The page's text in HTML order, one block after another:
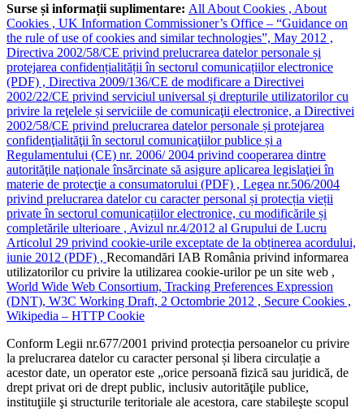
Surse și informații suplimentare: All About Cookies , About
Cookies , UK Information Commissioner’s Office – “Guidance on
the rule of use of cookies and similar technologies”, May 2012 ,
Directiva 2002/58/CE privind prelucrarea datelor personale și
protejarea confidențialității în sectorul comunicațiilor electronice
(PDF) , Directiva 2009/136/CE de modificare a Directivei
2002/22/CE privind serviciul universal și drepturile utilizatorilor cu
privire la reţelele și serviciile de comunicaţii electronice, a Directivei
2002/58/CE privind prelucrarea datelor personale și protejarea
confidenţialităţii în sectorul comunicaţiilor publice și a
Regulamentului (CE) nr. 2006/ 2004 privind cooperarea dintre
autorităţile naţionale însărcinate să asigure aplicarea legislaţiei în
materie de protecţie a consumatorului (PDF) , Legea nr.506/2004
privind prelucrarea datelor cu caracter personal și protecția vieții
private în sectorul comunicațiilor electronice, cu modificările și
completările ulterioare , Avizul nr.4/2012 al Grupului de Lucru
Articolul 29 privind cookie-urile exceptate de la obținerea acordului,
iunie 2012 (PDF) , Recomandări IAB România privind informarea
utilizatorilor cu privire la utilizarea cookie-urilor pe un site web ,
World Wide Web Consortium, Tracking Preferences Expression
(DNT), W3C Working Draft, 2 Octombrie 2012 , Secure Cookies ,
Wikipedia – HTTP Cookie
Conform Legii nr.677/2001 privind protecția persoanelor cu privire
la prelucrarea datelor cu caracter personal și libera circulație a
acestor date, un operator este „orice persoană fizică sau juridică, de
drept privat ori de drept public, inclusiv autorităţile publice,
instituţiile şi structurile teritoriale ale acestora, care stabileşte scopul